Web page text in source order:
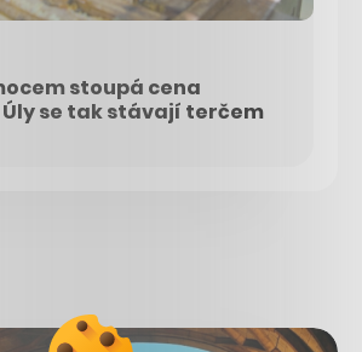
stoupá cena
se tak stávají terčem